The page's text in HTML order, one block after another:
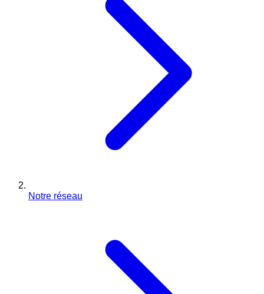
Notre réseau